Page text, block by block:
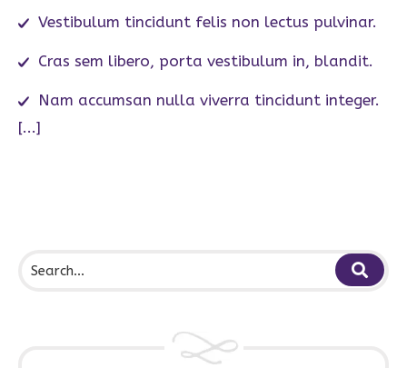
Vestibulum tincidunt felis non lectus pulvinar.
Cras sem libero, porta vestibulum in, blandit.
Nam accumsan nulla viverra tincidunt integer.
[...]